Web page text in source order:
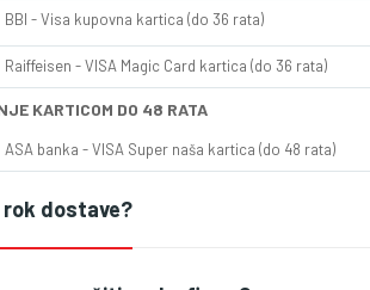
BBI - Visa kupovna kartica (do 36 rata)
Raiffeisen - VISA Magic Card kartica (do 36 rata)
KARTICOM DO 48 RATA
ASA banka - VISA Super naša kartica (do 48 rata)
rok dostave?